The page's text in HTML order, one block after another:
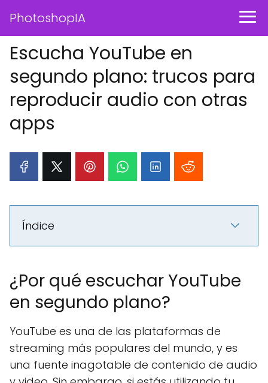
PhotoshopIA
Escucha YouTube en
segundo plano: trucos para
reproducir audio con otras
apps
Índice
¿Por qué escuchar YouTube
en segundo plano?
YouTube es una de las plataformas de
streaming más populares del mundo, y es
una fuente inagotable de contenido de audio